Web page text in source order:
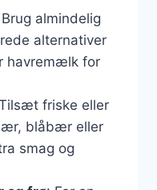
almindelig
alternativer
havremælk for
friske eller
blåbær eller
smag og